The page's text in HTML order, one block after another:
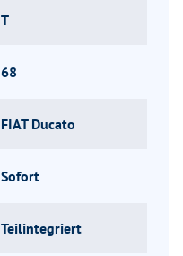
T
68
FIAT Ducato
Sofort
Teilintegriert